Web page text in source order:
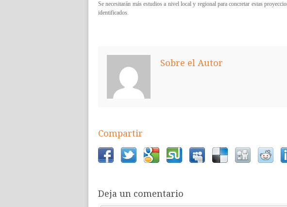
Se necesitarán más estudios a nivel local y regional para concretar estas
identificados.
Sobre el Autor
Compartir
Deja un comentario